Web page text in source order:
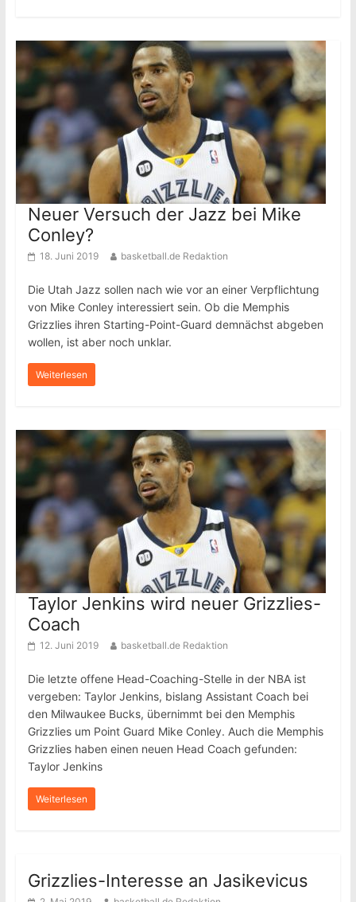
Neuer Versuch der Jazz bei Mike
Conley?
18. Juni 2019 basketball.de Redaktion
Die Utah Jazz sollen nach wie vor an einer Verpflichtung
von Mike Conley interessiert sein. Ob die Memphis
Grizzlies ihren Starting-Point-Guard demnächst abgeben
wollen, ist aber noch unklar.
Weiterlesen
Taylor Jenkins wird neuer Grizzlies-
Coach
12. Juni 2019 basketball.de Redaktion
Die letzte offene Head-Coaching-Stelle in der NBA ist
vergeben: Taylor Jenkins, bislang Assistant Coach bei
den Milwaukee Bucks, übernimmt bei den Memphis
Grizzlies um Point Guard Mike Conley. Auch die Memphis
Grizzlies haben einen neuen Head Coach gefunden:
Taylor Jenkins
Weiterlesen
Grizzlies-Interesse an Jasikevicus